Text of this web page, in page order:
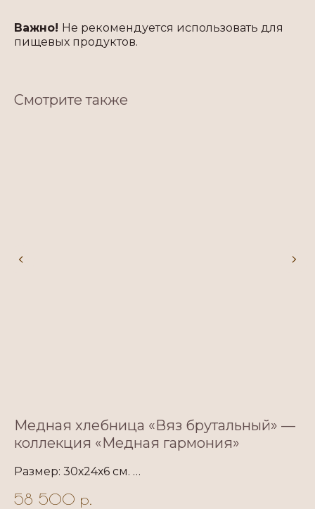
Важно! Не рекомендуется использовать для
пищевых продуктов.
Смотрите также
Медная хлебница «Вяз брутальный» —
коллекция «Медная гармония»
Размер: 30х24х6 см.
листьев вяза гладкого.
58 500 р.